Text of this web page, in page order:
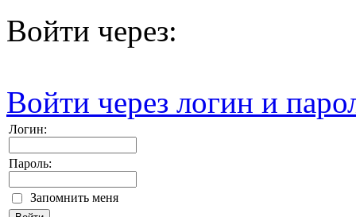
Войти через:
Войти через логин и
Логин:
Пароль:
Запомнить меня